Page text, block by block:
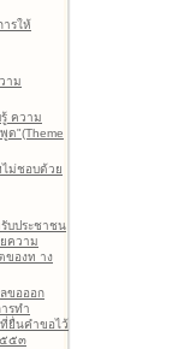
รให้
าม
ความ
ด"(Theme
ม่ชอบด้วย
บประชาชน
ความ
ของท าง
ขอออก
รทำ
ยื่นคำขอไว้
๕๕๓